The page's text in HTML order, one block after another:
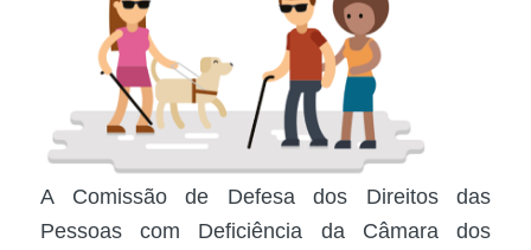
A Comissão de Defesa dos Direitos das
Pessoas com Deficiência da Câmara dos